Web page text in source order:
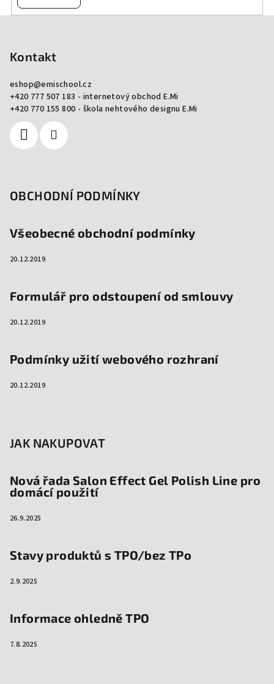
Kontakt
eshop@emischool.cz
+420 777 507 183 - internetový obchod E.Mi
+420 770 155 800 - škola nehtového designu E.Mi
OBCHODNÍ PODMÍNKY
Všeobecné obchodní podmínky
20.12.2019
Formulář pro odstoupení od smlouvy
20.12.2019
Podmínky užití webového rozhraní
20.12.2019
JAK NAKUPOVAT
Nová řada Salon Effect Gel Polish Line pro
domácí použití
26.9.2025
Stavy produktů s TPO/bez TPo
2.9.2025
Informace ohledně TPO
7.8.2025